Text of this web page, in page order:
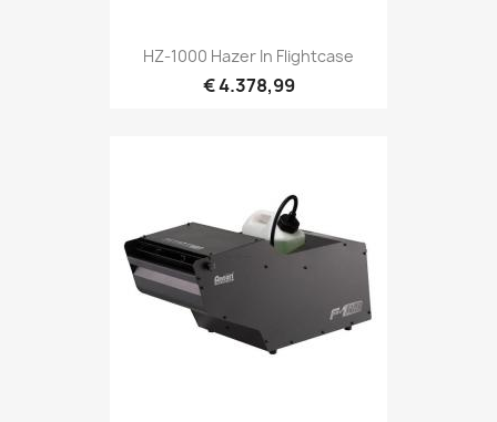
Snel bekijken
HZ-1000 Hazer In Flightcase
€ 4.378,99